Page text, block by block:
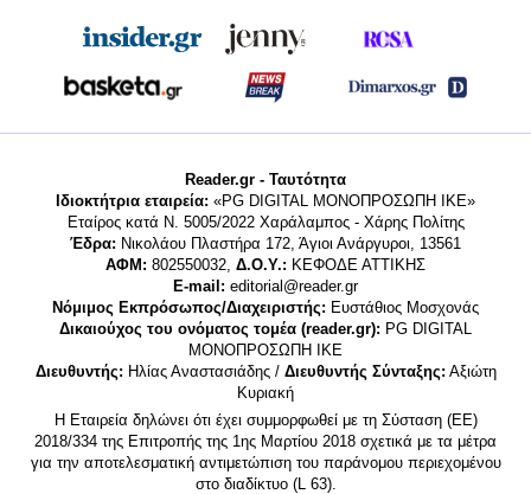
Reader.gr - Ταυτότητα
Ιδιοκτήτρια εταιρεία: «PG DIGITAL MONΟΠΡΟΣΩΠΗ ΙΚΕ»
Εταίρος κατά Ν. 5005/2022 Χαράλαμπος - Χάρης Πολίτης
Έδρα: Νικολάου Πλαστήρα 172, Άγιοι Ανάργυροι, 13561
ΑΦΜ: 802550032, Δ.Ο.Υ.: ΚΕΦΟΔΕ ΑΤΤΙΚΗΣ
E-mail: editorial@reader.gr
Νόμιμος Εκπρόσωπος/Διαχειριστής: Ευστάθιος Μοσχονάς
Δικαιούχος του ονόματος τομέα (reader.gr): PG DIGITAL
MONΟΠΡΟΣΩΠΗ ΙΚΕ
Διευθυντής: Ηλίας Αναστασιάδης / Διευθυντής Σύνταξης: Αξιώτη
Κυριακή
Η Εταιρεία δηλώνει ότι έχει συμμορφωθεί με τη Σύσταση (ΕΕ)
2018/334 της Επιτροπής της 1ης Μαρτίου 2018 σχετικά με τα μέτρα
για την αποτελεσματική αντιμετώπιση του παράνομου περιεχομένου
στο διαδίκτυο (L 63).